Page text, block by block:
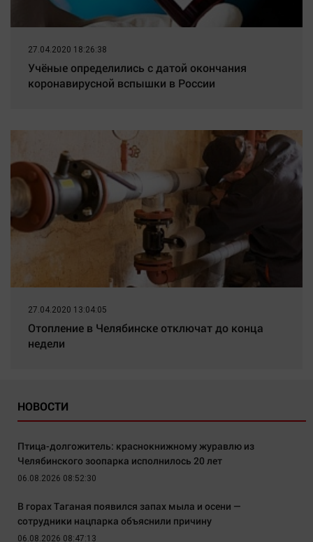
27.04.2020 18:26:38
Учёные определились с датой окончания
коронавирусной вспышки в России
27.04.2020 13:04:05
Отопление в Челябинске отключат до конца
недели
НОВОСТИ
Птица-долгожитель: краснокнижному журавлю из
Челябинского зоопарка исполнилось 20 лет
06.08.2026 08:52:30
В горах Таганая появился запах мыла и осени —
сотрудники нацпарка объяснили причину
06.08.2026 08:47:13